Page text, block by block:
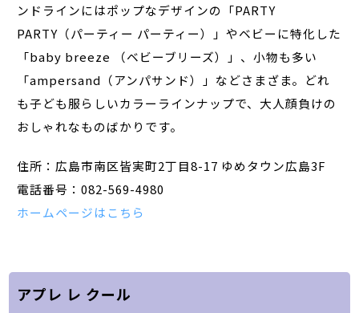
ンドラインにはポップなデザインの「PARTY
PARTY（パーティー パーティー）」やベビーに特化した
「baby breeze （ベビーブリーズ）」、小物も多い
「ampersand（アンパサンド）」などさまざま。どれ
も子ども服らしいカラーラインナップで、大人顔負けの
おしゃれなものばかりです。
住所：広島市南区皆実町2丁目8-17 ゆめタウン広島3F
電話番号：082-569-4980
ホームページはこちら
アプレ レ クール